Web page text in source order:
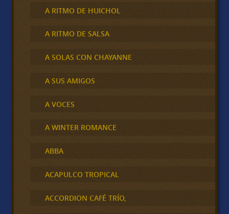
A RITMO DE HUICHOL
A RITMO DE SALSA
A SOLAS CON CHAYANNE
A SUS AMIGOS
A VOCES
A WINTER ROMANCE
ABBA
ACAPULCO TROPICAL
ACCORDION CAFÉ TRÍO,